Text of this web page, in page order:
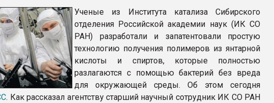
Ученые из Института катализа Сибирского
отделения Российской академии наук (ИК СО
РАН) разработали и запатентовали простую
технологию получения полимеров из янтарной
кислоты и спиртов, которые полностью
разлагаются с помощью бактерий без вреда
для окружающей среды. Об этом сегодня
. Как рассказал агентству старший научный сотрудник ИК СО РАН